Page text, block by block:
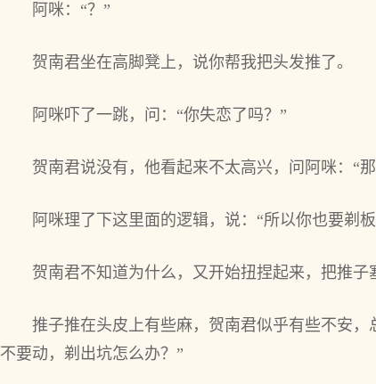
阿咪：“？”
贺南君坐在高脚凳上，说你帮我把头发推了。
阿咪吓了一跳，问：“你失恋了吗？”
贺南君说没有，他看起来不太高兴，问阿咪：“
阿咪理了下这里面的逻辑，说：“所以你也要剃
贺南君不知道为什么，又开始扭捏起来，把推子
推子推在头皮上有些麻，贺南君似乎有些不安
不要动，剃出坑怎么办？”